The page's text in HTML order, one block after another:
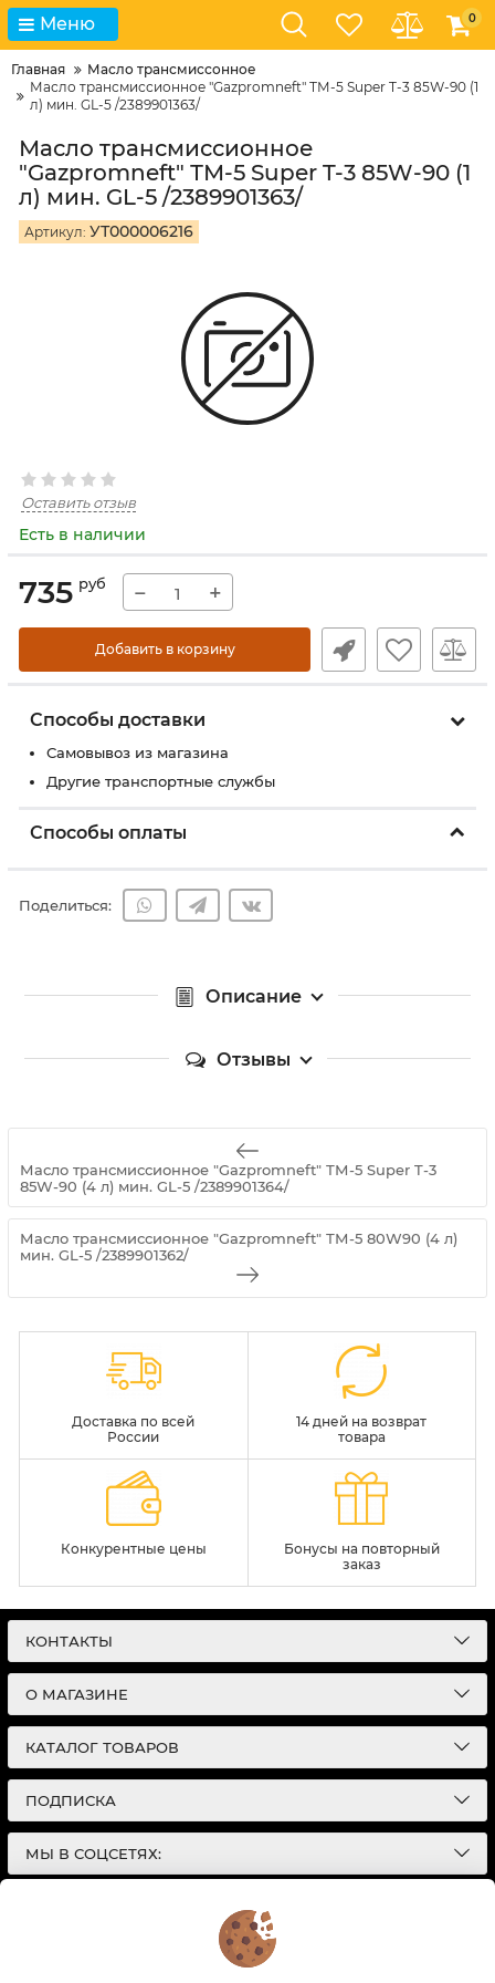
Меню 0
Главная
Масло трансмиссонное
Масло трансмиссионное "Gazpromneft" ТМ-5 Super T-3 85W-90 (1
л) мин. GL-5 /2389901363/
Масло трансмиссионное
"Gazpromneft" ТМ-5 Super T-3 85W-90 (1
л) мин. GL-5 /2389901363/
Артикул: УТ000006216
Оставить отзыв
Есть в наличии
735 руб − +
Добавить в корзину
Способы доставки
Самовывоз из магазина
Другие транспортные службы
Способы оплаты
Поделиться:
Описание
Отзывы
Масло трансмиссионное "Gazpromneft" ТМ-5 Super T-3
85W-90 (4 л) мин. GL-5 /2389901364/
Масло трансмиссионное "Gazpromneft" ТМ-5 80W90 (4 л)
мин. GL-5 /2389901362/
Доставка по всей
России
14 дней на возврат
товара
Конкурентные цены
Бонусы на повторный
заказ
КОНТАКТЫ
О МАГАЗИНЕ
КАТАЛОГ ТОВАРОВ
ПОДПИСКА
МЫ В СОЦСЕТЯХ:
Интернет-магазин автотоваров в Екатеринбурге
| Разработка сайтов |
Политика конфиденциальности